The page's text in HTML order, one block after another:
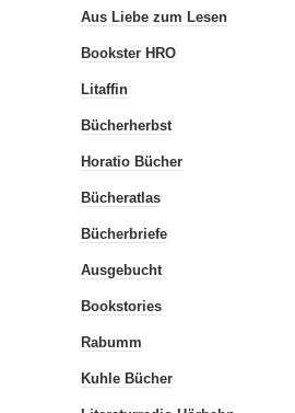
Aus Liebe zum Lesen
Bookster HRO
Litaffin
Bücherherbst
Horatio Bücher
Bücheratlas
Bücherbriefe
Ausgebucht
Bookstories
Rabumm
Kuhle Bücher